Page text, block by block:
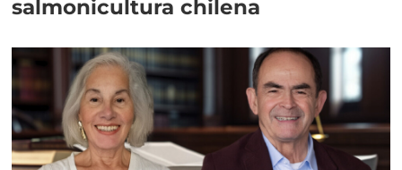
salmonicultura chilena